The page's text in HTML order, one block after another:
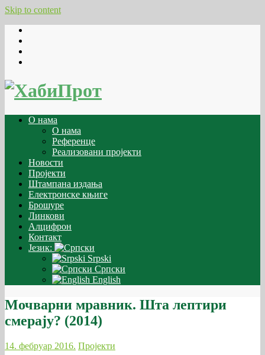
Skip to content
О нама
О нама
Референце
Реализовани пројекти
Новости
Пројекти
Штампана издања
Електронске књиге
Брошуре
Линкови
Алцифрон
Контакт
Језик:
Srpski
Српски
English
Мочварни мравник. Шта лептири
смерају? (2014)
14. фебруар 2016. Пројекти